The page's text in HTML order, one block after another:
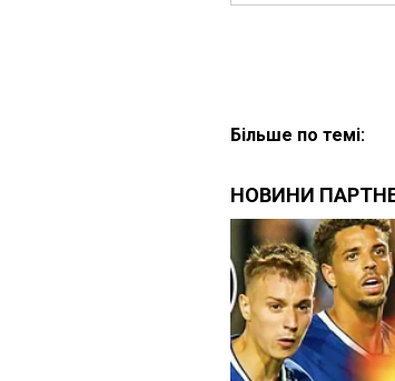
Більше по темі: